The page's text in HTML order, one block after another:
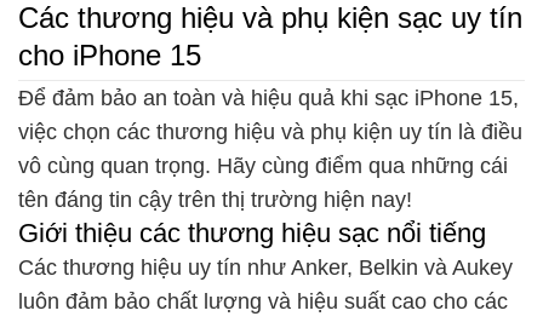
Các thương hiệu và phụ kiện sạc uy tín
cho iPhone 15
Để đảm bảo an toàn và hiệu quả khi sạc iPhone 15,
việc chọn các thương hiệu và phụ kiện uy tín là điều
vô cùng quan trọng. Hãy cùng điểm qua những cái
tên đáng tin cậy trên thị trường hiện nay!
Giới thiệu các thương hiệu sạc nổi tiếng
Các thương hiệu uy tín như Anker, Belkin và Aukey
luôn đảm bảo chất lượng và hiệu suất cao cho các